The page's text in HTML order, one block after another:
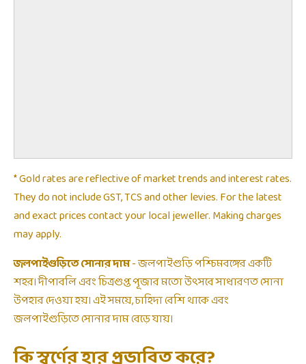
* Gold rates are reflective of market trends and interest rates.
They do not include GST, TCS and other levies. For the latest
and exact prices contact your local jeweller. Making charges
may apply.
জলপাইগুড়িতে সোনার দাম- জলপাইগুড়ি পশ্চিমবঙ্গের একটি
শহর। দীপাবলি এবং চিত্রগুপ্ত পূজার মতো উৎসবে সাধারণত সোনা
উপহার দেওয়া হয়। এই সময়ে, চাহিদা বেশি থাকে এবং
জলপাইগুড়িতে সোনার দাম বেড়ে যায়।
কি স্বর্ণের হার প্রভাবিত করে?